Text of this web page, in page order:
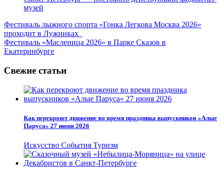
музей
Навигация
по
записям
Фестиваль лыжного спорта «Гонка Легкова Москва 2026»
проходит в Лужниках
Фестиваль «Масленица 2026» в Парке Сказов в
Екатеринбурге
Свежие статьи
Как перекроют движение во время праздника выпускников «Алые
Паруса» 27 июня 2026
Искусство События Туризм